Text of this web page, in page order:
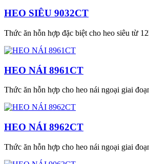
HEO SIÊU 9032CT
Thức ăn hỗn hợp đặc biệt cho heo siêu từ
HEO NÁI 8961CT
Thức ăn hỗn hợp cho heo nái ngoại giai
HEO NÁI 8962CT
Thức ăn hỗn hợp cho heo nái ngoại giai